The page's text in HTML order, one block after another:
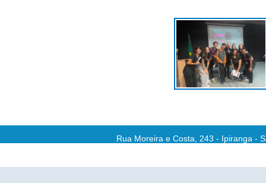
Rua Moreira e Costa, 243 - Ipiranga -